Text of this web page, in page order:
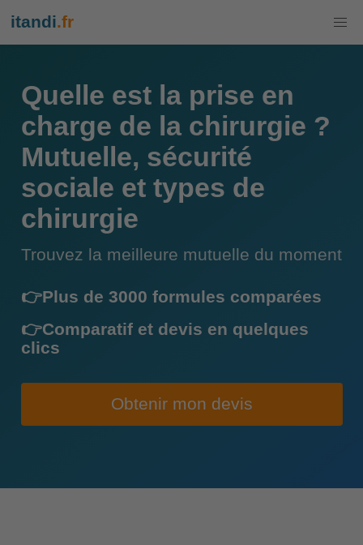
itandi.fr
Quelle est la prise en
charge de la chirurgie ?
Mutuelle, sécurité
sociale et types de
chirurgie
Trouvez la meilleure mutuelle du moment
👉Plus de 3000 formules comparées
👉Comparatif et devis en quelques
clics
Obtenir mon devis